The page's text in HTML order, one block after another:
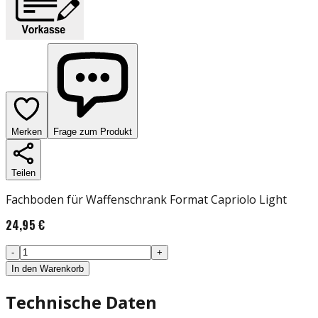
Merken Frage zum Produkt
Teilen
Fachboden für Waffenschrank Format Capriolo Light
24,95 €
-
+
In den Warenkorb
Technische Daten